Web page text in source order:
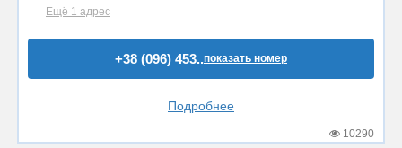
Ещё 1 адрес
+38 (096) 453..показать номер
Подробнее
10290